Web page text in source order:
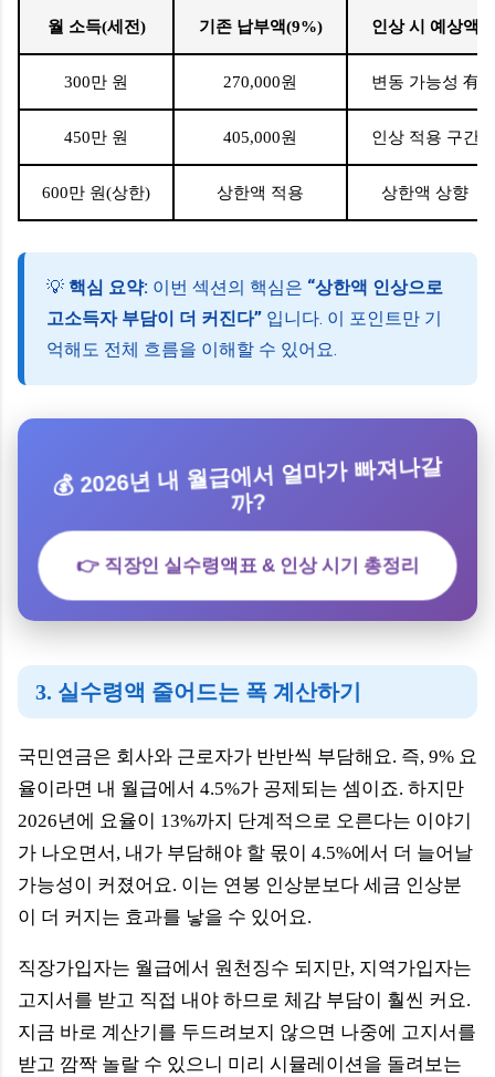
월 소득(세전) 기존 납부액(9%) 인상 시 예상액
300만 원 270,000원 변동 가능성 有
450만 원 405,000원 인상 적용 구간
600만 원(상한) 상한액 적용 상한액 상향
💡 핵심 요약: 이번 섹션의 핵심은 “상한액 인상으로
고소득자 부담이 더 커진다” 입니다. 이 포인트만 기
억해도 전체 흐름을 이해할 수 있어요.
💰 2026년 내 월급에서 얼마가 빠져나갈
까?
👉 직장인 실수령액표 & 인상 시기 총정리
3. 실수령액 줄어드는 폭 계산하기
국민연금은 회사와 근로자가 반반씩 부담해요. 즉, 9% 요
율이라면 내 월급에서 4.5%가 공제되는 셈이죠. 하지만
2026년에 요율이 13%까지 단계적으로 오른다는 이야기
가 나오면서, 내가 부담해야 할 몫이 4.5%에서 더 늘어날
가능성이 커졌어요. 이는 연봉 인상분보다 세금 인상분
이 더 커지는 효과를 낳을 수 있어요.
직장가입자는 월급에서 원천징수 되지만, 지역가입자는
고지서를 받고 직접 내야 하므로 체감 부담이 훨씬 커요.
지금 바로 계산기를 두드려보지 않으면 나중에 고지서를
받고 깜짝 놀랄 수 있으니 미리 시뮬레이션을 돌려보는